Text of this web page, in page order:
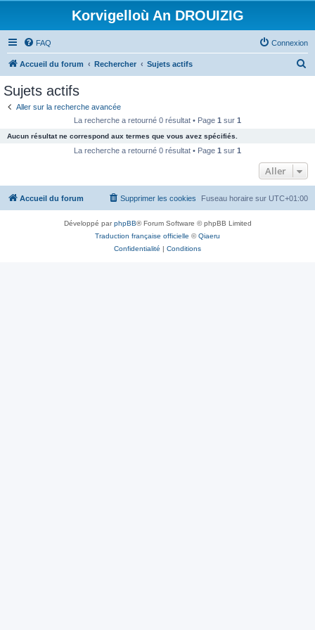
Korvigelloù An DROUIZIG
FAQ Connexion
Accueil du forum Rechercher Sujets actifs
c
e
Sujets actifs
Aller sur la recherche avancée
La recherche a retourné 0 résultat • Page 1 sur 1
Aucun résultat ne correspond aux termes que vous avez spécifiés.
La recherche a retourné 0 résultat • Page 1 sur 1
Aller
Accueil du forum Fuseau horaire sur UTC+01:00
Supprimer les cookies
Développé parphpBB® Forum Software © phpBB Limited
Traduction française officielle ©Qiaeru
Confidentialité | Conditions